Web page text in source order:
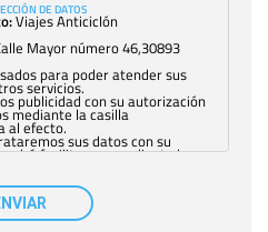
DE DATOS
Viajes Anticiclón
Mayor número 46,30893
para poder atender sus
servicios.
publicidad con su autorización
mediante la casilla
al efecto.
sus datos con su
facilitarnos mediante la
sólo el personal de
autorizado podrá
que le pedimos. No se